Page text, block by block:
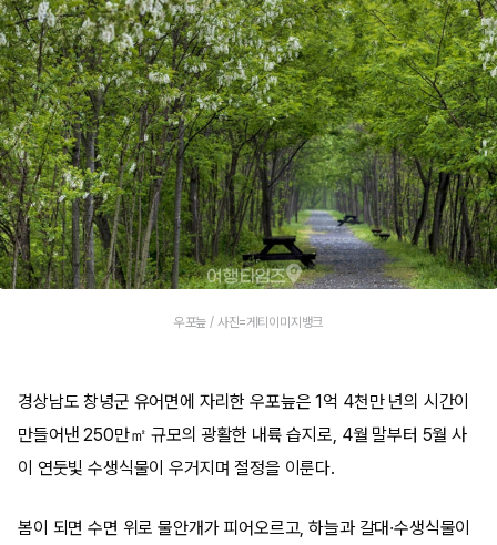
우포늪 / 사진=게티이미지뱅크
경상남도 창녕군 유어면에 자리한 우포늪은 1억 4천만 년의 시간이
만들어낸 250만㎡ 규모의 광활한 내륙 습지로, 4월 말부터 5월 사
이 연둣빛 수생식물이 우거지며 절정을 이룬다.
봄이 되면 수면 위로 물안개가 피어오르고, 하늘과 갈대·수생식물이